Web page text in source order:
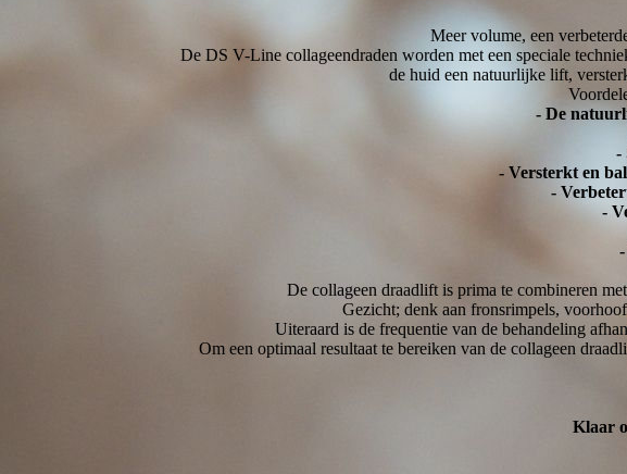
Meer volume, een
De DS V-Line collageendraden worden met een speciale
de huid een natuurlijke lift,
- De
-
- Versterkt en
-
-
De collageen draadlift is prima te combineren
Gezicht; denk aan fronsrimpels,
Uiteraard is de frequentie van de behandeling
Om een ​​optimaal resultaat te bereiken van de collageen
Klaar